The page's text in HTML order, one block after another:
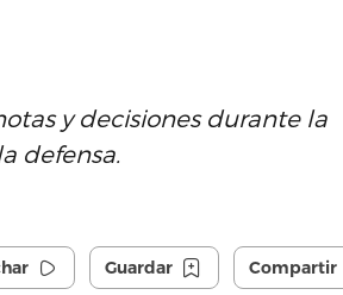
y decisiones durante la
defensa.
Guardar Compartir